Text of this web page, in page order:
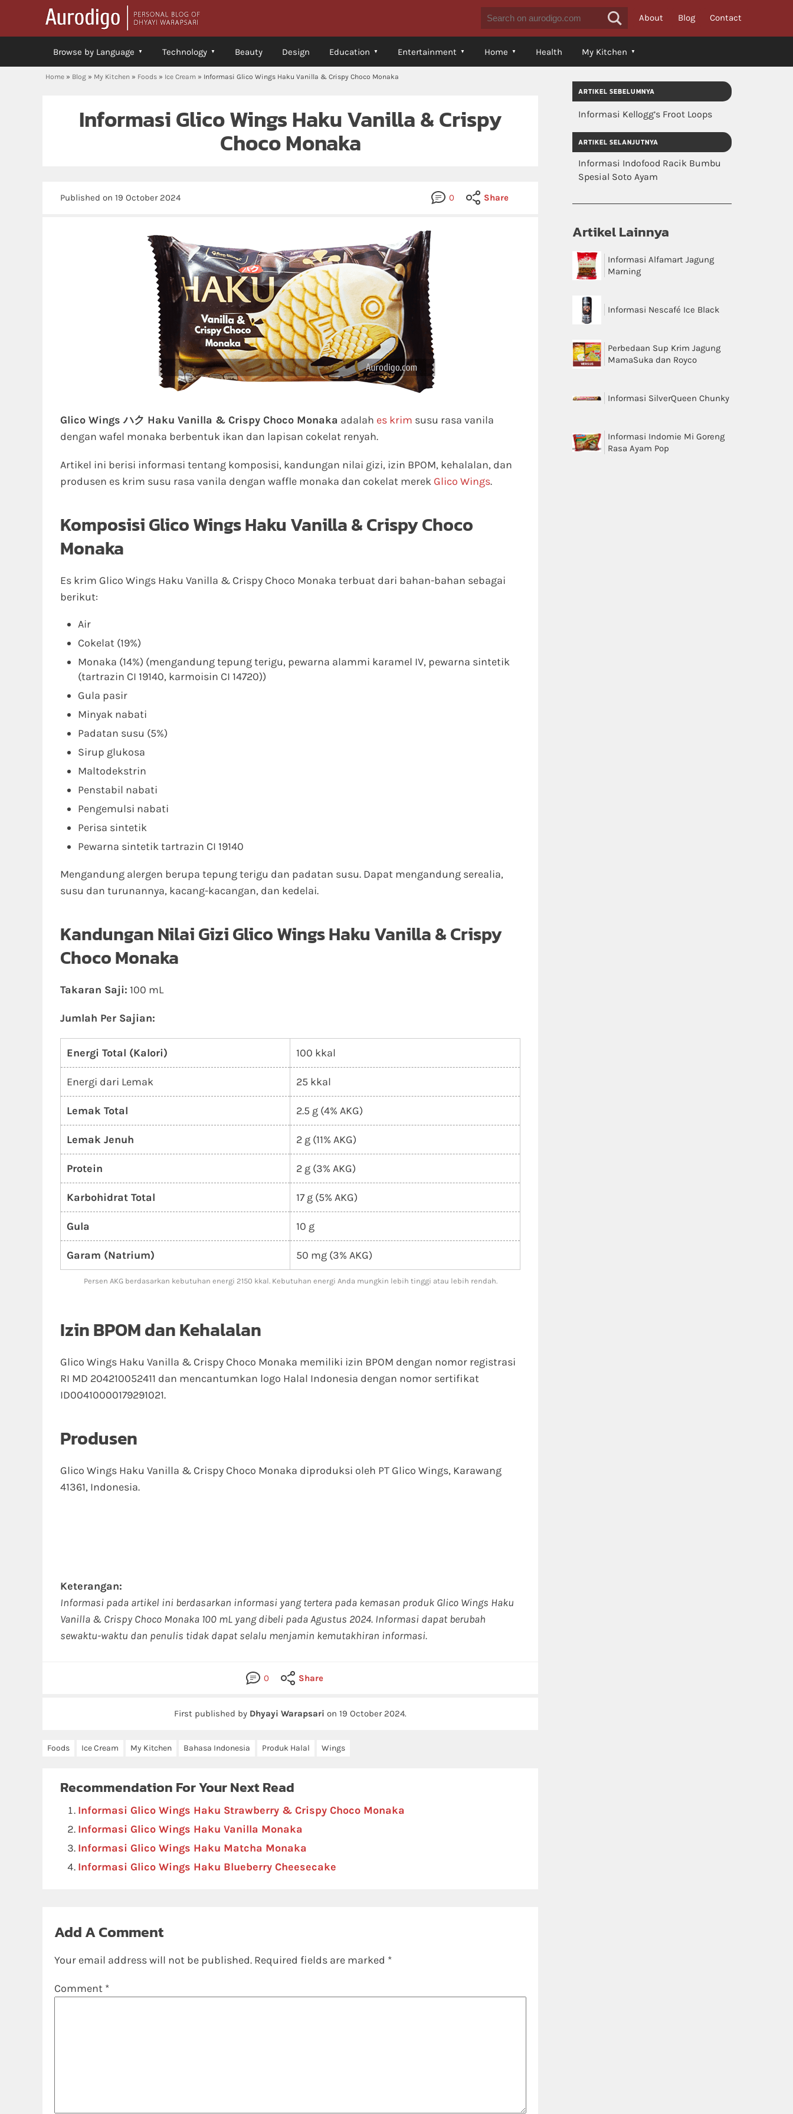
About Blog Contact
Browse by Language Technology Beauty Design Education Entertainment Home Health My Kitchen
Home » Blog » My Kitchen » Foods » Ice Cream » Informasi Glico Wings Haku Vanilla & Crispy Choco Monaka
Informasi Glico Wings Haku Vanilla & Crispy
Choco Monaka
0 Share
Published on 19 October 2024
Glico Wings ハク Haku Vanilla & Crispy Choco Monaka adalah es krim susu rasa vanila
dengan wafel monaka berbentuk ikan dan lapisan cokelat renyah.
Artikel ini berisi informasi tentang komposisi, kandungan nilai gizi, izin BPOM, kehalalan, dan
produsen es krim susu rasa vanila dengan waffle monaka dan cokelat merek Glico Wings.
Komposisi Glico Wings Haku Vanilla & Crispy Choco
Monaka
Es krim Glico Wings Haku Vanilla & Crispy Choco Monaka terbuat dari bahan-bahan sebagai
berikut:
Air
Cokelat (19%)
Monaka (14%) (mengandung tepung terigu, pewarna alammi karamel IV, pewarna sintetik
(tartrazin CI 19140, karmoisin CI 14720))
Gula pasir
Minyak nabati
Padatan susu (5%)
Sirup glukosa
Maltodekstrin
Penstabil nabati
Pengemulsi nabati
Perisa sintetik
Pewarna sintetik tartrazin CI 19140
Mengandung alergen berupa tepung terigu dan padatan susu. Dapat mengandung serealia,
susu dan turunannya, kacang-kacangan, dan kedelai.
Kandungan Nilai Gizi Glico Wings Haku Vanilla & Crispy
Choco Monaka
Takaran Saji: 100 mL
Jumlah Per Sajian:
Energi Total (Kalori) 100 kkal
Energi dari Lemak 25 kkal
Lemak Total 2.5 g (4% AKG)
Lemak Jenuh 2 g (11% AKG)
Protein 2 g (3% AKG)
Karbohidrat Total 17 g (5% AKG)
Gula 10 g
Garam (Natrium) 50 mg (3% AKG)
Persen AKG berdasarkan kebutuhan energi 2150 kkal. Kebutuhan energi Anda mungkin lebih tinggi atau lebih rendah.
Izin BPOM dan Kehalalan
Glico Wings Haku Vanilla & Crispy Choco Monaka memiliki izin BPOM dengan nomor registrasi
RI MD 204210052411 dan mencantumkan logo Halal Indonesia dengan nomor sertifikat
ID00410000179291021.
Produsen
Glico Wings Haku Vanilla & Crispy Choco Monaka diproduksi oleh PT Glico Wings, Karawang
41361, Indonesia.
Keterangan:
Informasi pada artikel ini berdasarkan informasi yang tertera pada kemasan produk Glico Wings Haku
Vanilla & Crispy Choco Monaka 100 mL yang dibeli pada Agustus 2024. Informasi dapat berubah
sewaktu-waktu dan penulis tidak dapat selalu menjamin kemutakhiran informasi.
0 Share
First published by Dhyayi Warapsari on 19 October 2024.
Foods Ice Cream My Kitchen Bahasa Indonesia Produk Halal Wings
Recommendation For Your Next Read
Informasi Glico Wings Haku Strawberry & Crispy Choco Monaka
Informasi Glico Wings Haku Vanilla Monaka
Informasi Glico Wings Haku Matcha Monaka
Informasi Glico Wings Haku Blueberry Cheesecake
Add A Comment
Your email address will not be published. Required fields are marked *
Comment *
ARTIKEL SEBELUMNYA
Informasi Kellogg’s Froot Loops
ARTIKEL SELANJUTNYA
Informasi Indofood Racik Bumbu
Spesial Soto Ayam
Artikel Lainnya
Informasi Alfamart Jagung
Marning
Informasi Nescafé Ice Black
Perbedaan Sup Krim Jagung
MamaSuka dan Royco
Informasi SilverQueen Chunky
Informasi Indomie Mi Goreng
Rasa Ayam Pop